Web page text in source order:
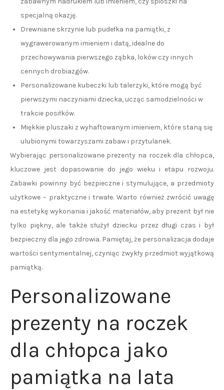
specjalną okazję.
Drewniane skrzynie lub pudełka na pamiątki, z
wygrawerowanym imieniem i datą, idealne do
przechowywania pierwszego ząbka, loków czy innych
cennych drobiazgów.
Personalizowane kubeczki lub talerzyki, które mogą być
pierwszymi naczyniami dziecka, ucząc samodzielności w
trakcie posiłków.
Miękkie pluszaki z wyhaftowanym imieniem, które staną się
ulubionymi towarzyszami zabaw i przytulanek.
Wybierając personalizowane prezenty na roczek dla chłopca,
kluczowe jest dopasowanie do jego wieku i etapu rozwoju.
Zabawki powinny być bezpieczne i stymulujące, a przedmioty
użytkowe – praktyczne i trwałe. Warto również zwrócić uwagę
na estetykę wykonania i jakość materiałów, aby prezent był nie
tylko piękny, ale także służył dziecku przez długi czas i był
bezpieczny dla jego zdrowia. Pamiętaj, że personalizacja dodaje
wartości sentymentalnej, czyniąc zwykły przedmiot wyjątkową
pamiątką.
Personalizowane
prezenty na roczek
dla chłopca jako
pamiątka na lata